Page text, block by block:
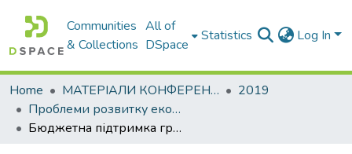
Communities
& Collections
All of
DSpace
Statistics Log In
Home МАТЕРІАЛИ КОНФЕРЕНЦІЙ
2019
Проблеми розвитку економіки підприємства: погляд молоді
Бюджетна підтримка громадського транспорту: світові тенденції